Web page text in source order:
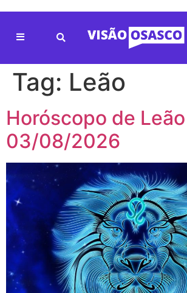
Tag: Leão
Horóscopo de
03/08/2026